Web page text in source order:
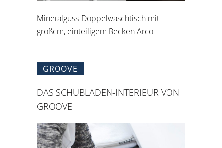
Mineralguss-Doppelwaschtisch mit
großem, einteiligem Becken Arco
GROOVE
DAS SCHUBLADEN-INTERIEUR VON
GROOVE